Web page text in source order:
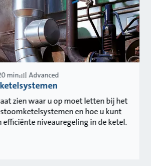
min Advanced
zien waar u op moet letten bij het
en hoe u kunt
efficiënte niveauregeling in de ketel.